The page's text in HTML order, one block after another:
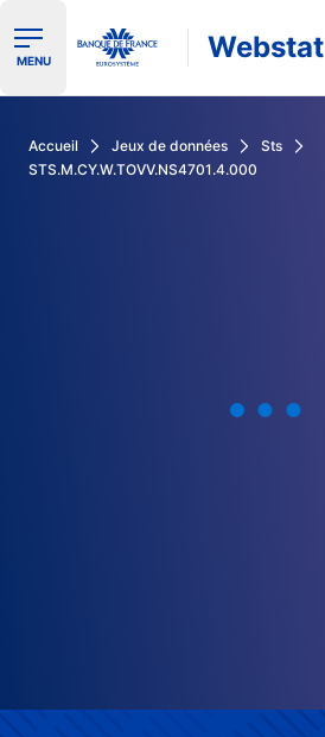
Ouvrir le menu de navigation
MENU Webstat
Accueil Jeux de données
Sts
STS.M.CY.W.TOVV.NS4701.4.000